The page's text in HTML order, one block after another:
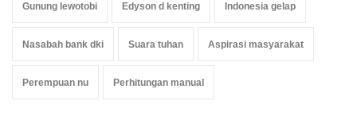
Gunung lewotobi Edyson d kenting Indonesia gelap
Nasabah bank dki Suara tuhan Aspirasi masyarakat
Perempuan nu Perhitungan manual